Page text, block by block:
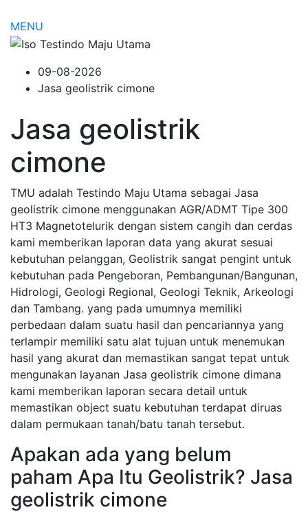
MENU
09-08-2026
Jasa geolistrik cimone
Jasa geolistrik
cimone
TMU adalah Testindo Maju Utama sebagai Jasa
geolistrik cimone menggunakan AGR/ADMT Tipe 300
HT3 Magnetotelurik dengan sistem cangih dan cerdas
kami memberikan laporan data yang akurat sesuai
kebutuhan pelanggan, Geolistrik sangat pengint untuk
kebutuhan pada Pengeboran, Pembangunan/Bangunan,
Hidrologi, Geologi Regional, Geologi Teknik, Arkeologi
dan Tambang. yang pada umumnya memiliki
perbedaan dalam suatu hasil dan pencariannya yang
terlampir memiliki satu alat tujuan untuk menemukan
hasil yang akurat dan memastikan sangat tepat untuk
mengunakan layanan Jasa geolistrik cimone dimana
kami memberikan laporan secara detail untuk
memastikan object suatu kebutuhan terdapat diruas
dalam permukaan tanah/batu tanah tersebut.
Apakan ada yang belum
paham Apa Itu Geolistrik? Jasa
geolistrik cimone